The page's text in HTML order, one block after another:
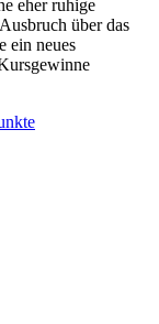
eher ruhige
über das
ein neues